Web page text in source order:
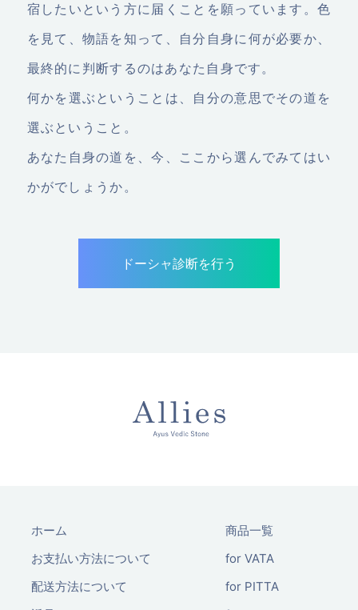
宿したいという方に届くことを願っています。色
を見て、物語を知って、自分自身に何が必要か、
最終的に判断するのはあなた自身です。
何かを選ぶということは、自分の意思でその道を
選ぶということ。
あなた自身の道を、今、ここから選んでみてはい
かがでしょうか。
ドーシャ診断を行う
ホーム
お支払い方法について
配送方法について
商品一覧
for VATA
for PITTA